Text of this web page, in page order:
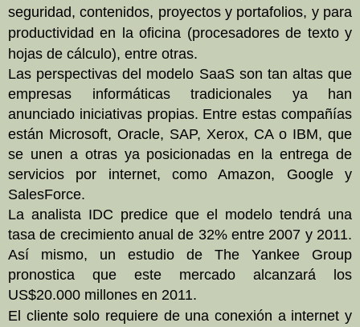
seguridad, contenidos, proyectos y portafolios, y para
productividad en la oficina (procesadores de texto y
hojas de cálculo), entre otras.
Las perspectivas del modelo SaaS son tan altas que
empresas informáticas tradicionales ya han
anunciado iniciativas propias. Entre estas compañías
están Microsoft, Oracle, SAP, Xerox, CA o IBM, que
se unen a otras ya posicionadas en la entrega de
servicios por internet, como Amazon, Google y
SalesForce.
La analista IDC predice que el modelo tendrá una
tasa de crecimiento anual de 32% entre 2007 y 2011.
Así mismo, un estudio de The Yankee Group
pronostica que este mercado alcanzará los
US$20.000 millones en 2011.
El cliente solo requiere de una conexión a internet y